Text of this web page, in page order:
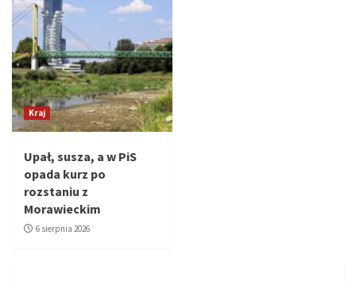
Kraj
Upał, susza, a w PiS
opada kurz po
rozstaniu z
Morawieckim
6 sierpnia 2026